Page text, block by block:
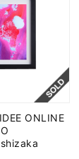
ONLINE